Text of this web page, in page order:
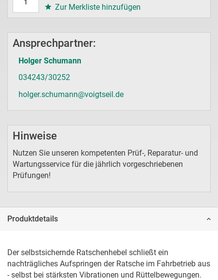
Zur Merkliste hinzufügen
Ansprechpartner:
Holger Schumann
034243/30252
holger.schumann@voigtseil.de
Hinweise
Nutzen Sie unseren kompetenten Prüf-, Reparatur- und
Wartungsservice für die jährlich vorgeschriebenen
Prüfungen!
Produktdetails
Der selbstsichernde Ratschenhebel schließt ein
nachträgliches Aufspringen der Ratsche im Fahrbetrieb aus
- selbst bei stärksten Vibrationen und Rüttelbewegungen.